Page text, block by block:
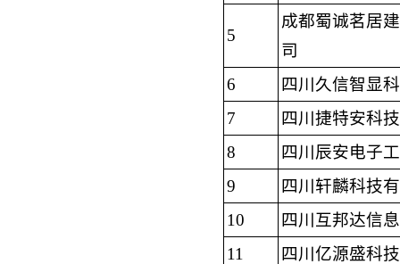
5
成都蜀诚茗居
司
6
四川久信智显
7
四川捷特安科
8
四川辰安电子
9
四川轩麟科技
10
四川互邦达信
11
四川亿源盛科